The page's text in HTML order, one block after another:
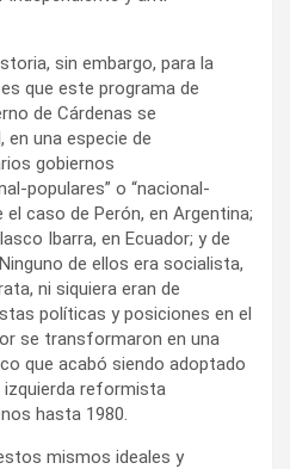
sin embargo, para la
que este programa de
de Cárdenas se
una especie de
gobiernos
populares” o “nacional-
caso de Perón, en Argentina;
Ibarra, en Ecuador; y de
de ellos era socialista,
ni siquiera eran de
políticas y posiciones en el
se transformaron en una
que acabó siendo adoptado
izquierda reformista
hasta 1980.
mismos ideales y